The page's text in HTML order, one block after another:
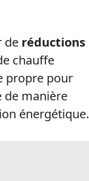
de réductions
chauffe
propre pour
de manière
énergétique.